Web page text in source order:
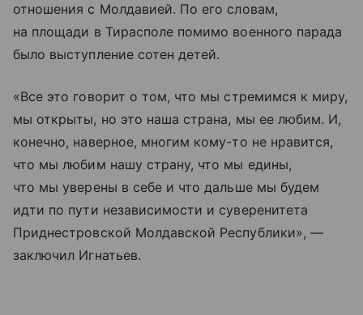
отношения с Молдавией. По его словам,
на площади в Тирасполе помимо военного парада
было выступление сотен детей.
«Все это говорит о том, что мы стремимся к миру,
мы открыты, но это наша страна, мы ее любим. И,
конечно, наверное, многим кому-то не нравится,
что мы любим нашу страну, что мы едины,
что мы уверены в себе и что дальше мы будем
идти по пути независимости и суверенитета
Приднестровской Молдавской Республики», —
заключил Игнатьев.